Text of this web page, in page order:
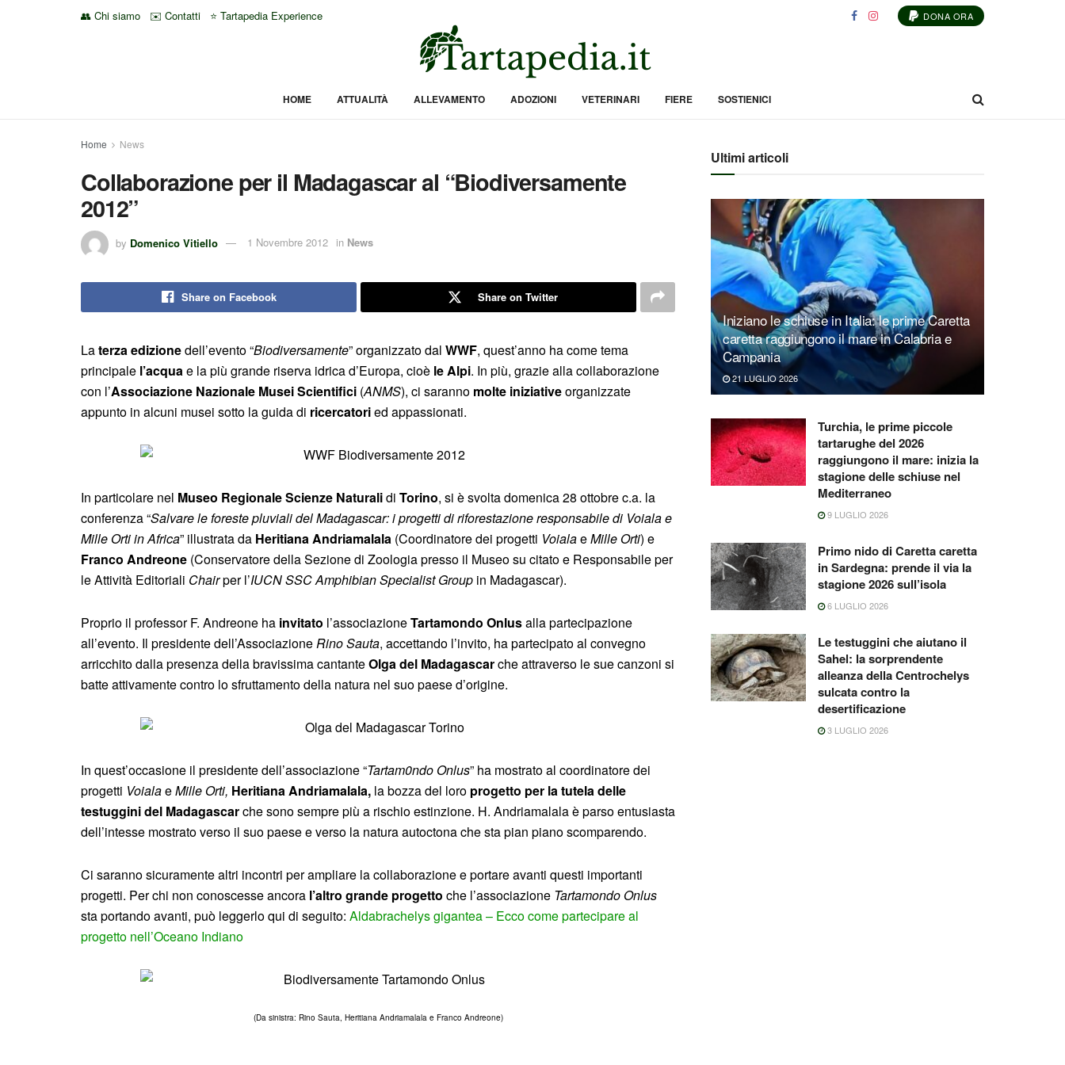
👥 Chi siamo ✉️ Contatti ⭐ Tartapedia Experience DONA ORA
HOME ATTUALITÀ ALLEVAMENTO ADOZIONI VETERINARI FIERE SOSTIENICI
Home News
Collaborazione per il Madagascar al “Biodiversamente
2012”
by Domenico Vitiello 1 Novembre 2012 in News
Share on Facebook Share on Twitter
Laterza edizionedell’evento “Biodiversamente” organizzato dal WWF, quest’anno ha come tema
principale l’acqua e la più grande riserva idrica d’Europa, cioè le Alpi. In più, grazie alla collaborazione
con l’Associazione Nazionale Musei Scientifici (ANMS), ci saranno molte iniziativeorganizzate
appunto in alcuni musei sotto la guida di ricercatoried appassionati.
In particolare nel Museo Regionale Scienze Naturalidi Torino, si è svolta domenica 28 ottobre c.a. la
conferenza “Salvare le foreste pluviali del Madagascar: i progetti di riforestazione responsabile di Voiala e
Mille Orti in Africa” illustrata da Heritiana Andriamalala (Coordinatore dei progetti VoialaeMille Orti) e
Franco Andreone (Conservatore della Sezione di Zoologia presso il Museo su citato e Responsabile per
le Attività Editoriali Chairper l’IUCN SSC Amphibian Specialist Group in Madagascar).
Proprio il professor F. Andreone ha invitato l’associazioneTartamondo Onlusalla partecipazione
all’evento. Il presidente dell’Associazione Rino Sauta, accettando l’invito, ha partecipato al convegno
arricchito dalla presenza della bravissima cantanteOlga del Madagascarche attraverso le sue canzoni si
batte attivamente contro lo sfruttamento della natura nel suo paese d’origine.
In quest’occasione il presidente dell’associazione “Tartam0ndo Onlus” ha mostrato al coordinatore dei
progetti VoialaeMille Orti, Heritiana Andriamalala, la bozza del loro progetto per la tutela delle
testuggini del Madagascarche sono sempre più a rischio estinzione. H. Andriamalala è parso entusiasta
dell’intesse mostrato verso il suo paese e verso la natura autoctona che sta pian piano scomparendo.
Ci saranno sicuramente altri incontri per ampliare la collaborazione e portare avanti questi importanti
progetti. Per chi non conoscesse ancora l’altro grande progetto che l’associazione Tartamondo Onlus
sta portando avanti, può leggerlo qui di seguito: Aldabrachelys gigantea – Ecco come partecipare al
progetto nell’Oceano Indiano
(Da sinistra: Rino Sauta, Heritiana Andriamalala e Franco Andreone)
Ultimi articoli
Iniziano le schiuse in Italia: le prime Caretta
caretta raggiungono il mare in Calabria e
Campania
21 LUGLIO 2026
Turchia, le prime piccole
tartarughe del 2026
raggiungono il mare: inizia la
stagione delle schiuse nel
Mediterraneo
9 LUGLIO 2026
Primo nido di Caretta caretta
in Sardegna: prende il via la
stagione 2026 sull’isola
6 LUGLIO 2026
Le testuggini che aiutano il
Sahel: la sorprendente
alleanza della Centrochelys
sulcata contro la
desertificazione
3 LUGLIO 2026